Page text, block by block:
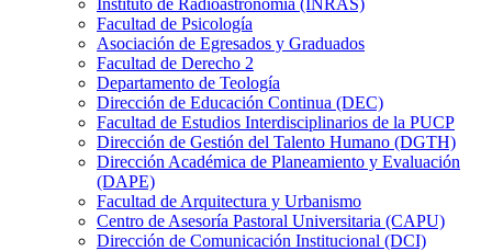
Instituto de Radioastronomía (INRAS)
Facultad de Psicología
Asociación de Egresados y Graduados
Facultad de Derecho 2
Departamento de Teología
Dirección de Educación Continua (DEC)
Facultad de Estudios Interdisciplinarios de la PUCP
Dirección de Gestión del Talento Humano (DGTH)
Dirección Académica de Planeamiento y Evaluación
(DAPE)
Facultad de Arquitectura y Urbanismo
Centro de Asesoría Pastoral Universitaria (CAPU)
Dirección de Comunicación Institucional (DCI)